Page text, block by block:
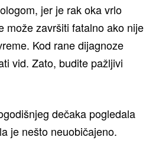
jer je rak oka vrlo
može završiti fatalno ako nije
Kod rane dijagnoze
vid. Zato, budite pažljivi
dečaka pogledala
je nešto neuobičajeno.